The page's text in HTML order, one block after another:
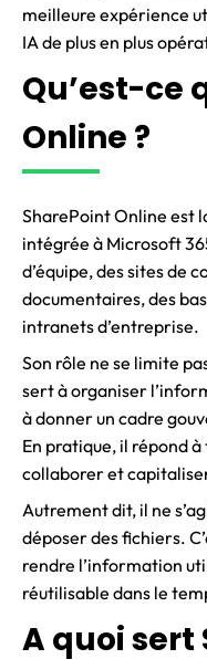
meilleure expérience
IA de plus en plus
Qu’est-ce
Online ?
SharePoint Online est
intégrée à Microsoft
d’équipe, des sites de
documentaires, des
intranets d’entreprise.
Son rôle ne se limite
sert à organiser
à donner un cadre
En pratique, il répond
collaborer et
Autrement dit, il ne
déposer des fichiers.
rendre l’information
réutilisable dans le
A quoi sert